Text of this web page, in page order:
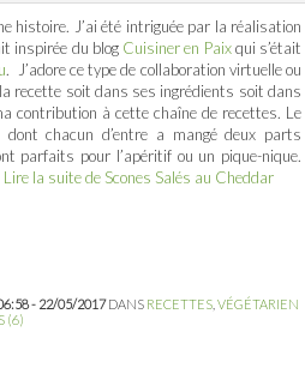
histoire. J’ai été intriguée par la réalisation
inspirée du blog Cuisiner en Paixqui s’était
. J’adore ce type de collaboration virtuelle ou
recette soit dans ses ingrédients soit dans
contribution à cette chaîne de recettes. Le
chacun d’entre a mangé deux parts
parfaits pour l’apéritif ou un pique-nique.
Lire la suite de Scones Salés au Cheddar
- 22/05/2017DANS RECETTES VÉGÉTARIEN
(6)